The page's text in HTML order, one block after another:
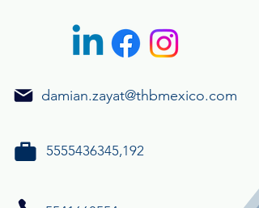
damian.zayat@thbmexico.com
5555436345,192